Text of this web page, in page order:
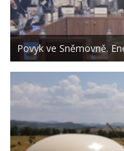
Povyk ve Sněmovně.